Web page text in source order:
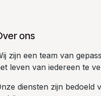
ons
zijn een team van
leven van iedereen te
diensten zijn bedoeld